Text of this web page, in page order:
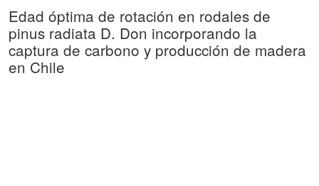
Edad óptima de rotación en rodales de
pinus radiata D. Don incorporando la
captura de carbono y producción de madera
en Chile